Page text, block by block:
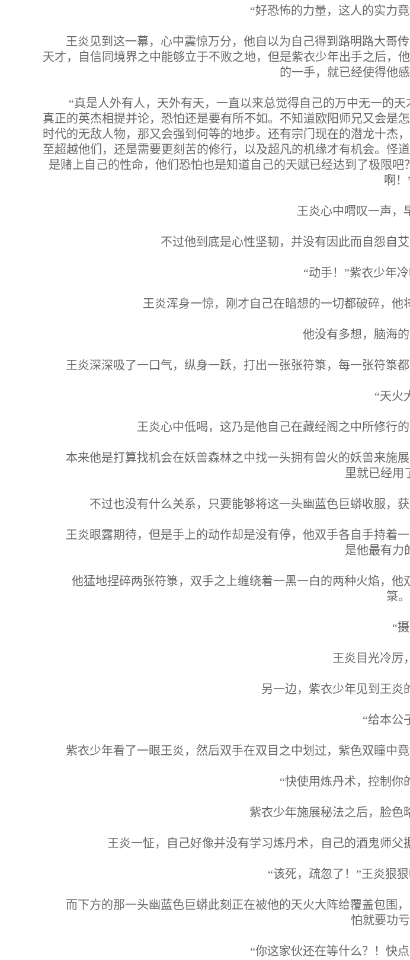
“好恐怖的力量，这人的实力
王炎见到这一幕，心中震惊万分，他自以为自己得到路明路大哥
天才，自信同境界之中能够立于不败之地，但是紫衣少年出手之后，
的一手，就已经使得他
“真是人外有人，天外有天，一直以来总觉得自己的万中无一的
真正的英杰相提并论，恐怕还是要有所不如。不知道欧阳师兄又会是
时代的无敌人物，那又会强到何等的地步。还有宗门现在的潜龙十杰
至超越他们，还是需要更刻苦的修行，以及超凡的机缘才有机会。怪
是赌上自己的性命，他们恐怕也是知道自己的天赋已经达到了极限
啊！
王炎心中喟叹一声，
不过他到底是心性坚韧，并没有因此而自怨自
“动手！”紫衣少年
王炎浑身一惊，刚才自己在暗想的一切都破碎，他
他没有多想，脑海
王炎深深吸了一口气，纵身一跃，打出一张张符箓，每一张符箓
“天火
王炎心中低喝，这乃是他自己在藏经阁之中所修行
本来他是打算找机会在妖兽森林之中找一头拥有兽火的妖兽来施
里就已经用
不过也没有什么关系，只要能够将这一头幽蓝色巨蟒收服，
王炎眼露期待，但是手上的动作却是没有停，他双手各自手持着
是他最有力
他猛地捏碎两张符箓，双手之上缠绕着一黑一白的两种火焰，
箓。
“
王炎目光冷厉
另一边，紫衣少年见到王炎
“给本公
紫衣少年看了一眼王炎，然后双手在双目之中划过，紫色双瞳中
“快使用炼丹术，控制你
紫衣少年施展秘法之后，脸色
王炎一怔，自己好像并没有学习炼丹术，自己的酒鬼师
“该死，疏忽了！”王炎狠
而下方的那一头幽蓝色巨蟒此刻正在被他的天火大阵给覆盖包围
怕就要功亏
“你这家伙还在等什么？！快